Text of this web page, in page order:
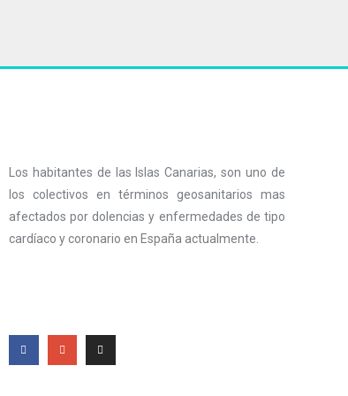
Los habitantes de las Islas Canarias, son uno de
los colectivos en términos geosanitarios mas
afectados por dolencias y enfermedades de tipo
cardíaco y coronario en España actualmente.